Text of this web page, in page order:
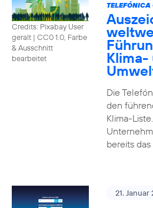
Credits: Pixabay User
geralt | CC0 1.0, Farbe
& Ausschnitt
bearbeitet
TELEFÓNICA
Klima-
Die
den
Klima-
bereits
21. Januar